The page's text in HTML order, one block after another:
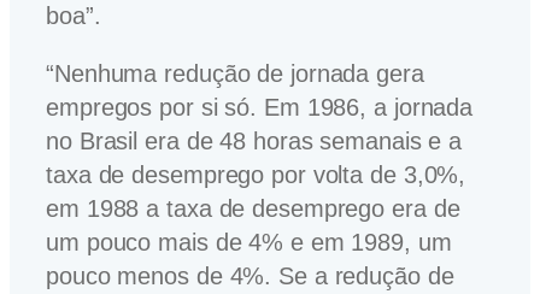
boa”.
“Nenhuma redução de jornada gera
empregos por si só. Em 1986, a jornada
no Brasil era de 48 horas semanais e a
taxa de desemprego por volta de 3,0%,
em 1988 a taxa de desemprego era de
um pouco mais de 4% e em 1989, um
pouco menos de 4%. Se a redução de